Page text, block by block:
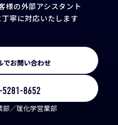
様の外部アシスタント
寧に対応いたします
でお問い合わせ
8652
部／理化学営業部